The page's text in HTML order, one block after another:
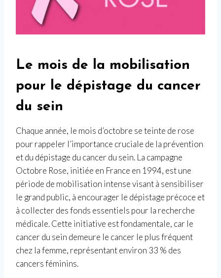
Le mois de la mobilisation
pour le dépistage du cancer
du sein
Chaque année, le mois d’octobre se teinte de rose
pour rappeler l’importance cruciale de la prévention
et du dépistage du cancer du sein. La campagne
Octobre Rose, initiée en France en 1994, est une
période de mobilisation intense visant à sensibiliser
le grand public, à encourager le dépistage précoce et
à collecter des fonds essentiels pour la recherche
médicale. Cette initiative est fondamentale, car le
cancer du sein demeure le cancer le plus fréquent
chez la femme, représentant environ 33 % des
cancers féminins.